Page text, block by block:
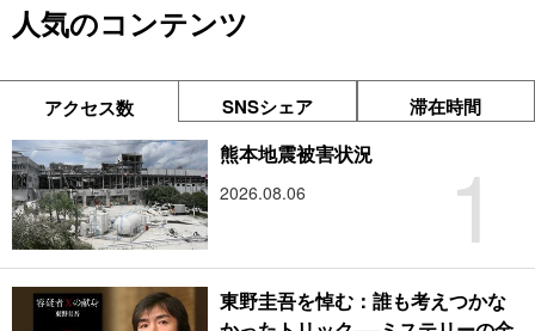
人気のコンテンツ
アクセス数 SNSシェア 滞在時間
1
熊本地震被害状況
2026.08.06
東野圭吾を悼む：誰も考えつかな